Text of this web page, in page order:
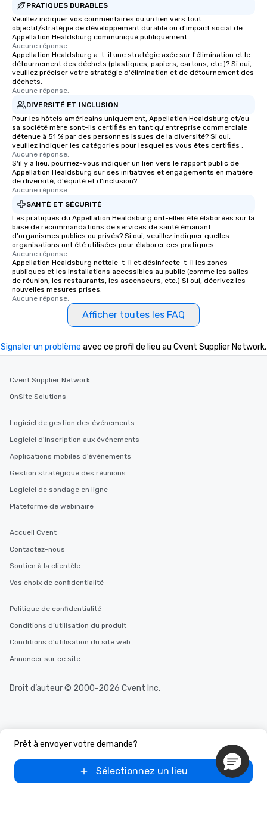
Our tours offer an
who leads the group
offering engaging
ensuring there is
Different Types of
experiences offer the
several renowned
convenient outing,
a way to try some of
in the city and dive
cuisines and dishes.
selected dishes are
high standards to
delight any palate. Tours Available
group experience,
key. Whether you
after work, we can
PRATIQUES DURABLES
Veuillez indiquer vos commentaires ou un lien vers tout
objectif/stratégie de développement durable ou d'impact social de
Appellation Healdsburg communiqué publiquement.
Aucune réponse.
Appellation Healdsburg a-t-il une stratégie axée sur l'élimination et le
détournement des déchets (plastiques, papiers, cartons, etc.)? Si oui,
veuillez préciser votre stratégie d'élimination et de détournement des
déchets.
Aucune réponse.
DIVERSITÉ ET INCLUSION
Pour les hôtels américains uniquement, Appellation Healdsburg et/ou
sa société mère sont-ils certifiés en tant qu'entreprise commerciale
détenue à 51 % par des personnes issues de la diversité? Si oui,
veuillez indiquer les catégories pour lesquelles vous êtes certifiés :
Aucune réponse.
S'il y a lieu, pourriez-vous indiquer un lien vers le rapport public de
Appellation Healdsburg sur ses initiatives et engagements en matière
de diversité, d'équité et d'inclusion?
Aucune réponse.
SANTÉ ET SÉCURITÉ
Les pratiques du Appellation Healdsburg ont-elles été élaborées sur la
base de recommandations de services de santé émanant
d'organismes publics ou privés? Si oui, veuillez indiquer quelles
organisations ont été utilisées pour élaborer ces pratiques.
Aucune réponse.
Appellation Healdsburg nettoie-t-il et désinfecte-t-il les zones
publiques et les installations accessibles au public (comme les salles
de réunion, les restaurants, les ascenseurs, etc.) Si oui, décrivez les
nouvelles mesures prises.
Aucune réponse.
Afficher toutes les FAQ
Prêt à envoyer votre demande?
Sélectionnez un lieu
Signaler un problème avec ce profil de lieu au Cvent Supplier Network.
Cvent Supplier Network
OnSite Solutions
Logiciel de gestion des événements
Logiciel d'inscription aux événements
Applications mobiles d’événements
Gestion stratégique des réunions
Logiciel de sondage en ligne
Plateforme de webinaire
Accueil Cvent
Contactez-nous
Soutien à la clientèle
Vos choix de confidentialité
Politique de confidentialité
Conditions d’utilisation du produit
Conditions d’utilisation du site web
Annoncer sur ce site
Droit d’auteur © 2000-2026 Cvent Inc.